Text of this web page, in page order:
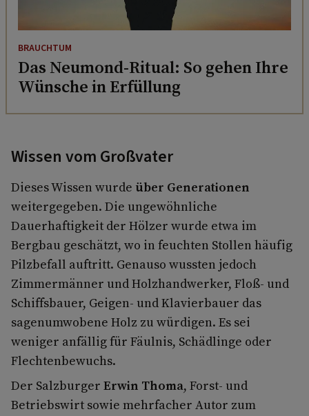
BRAUCHTUM
Das Neumond-Ritual: So gehen Ihre
Wünsche in Erfüllung
Wissen vom Großvater
Dieses Wissen wurde über Generationen
weitergegeben. Die ungewöhnliche
Dauerhaftigkeit der Hölzer wurde etwa im
Bergbau geschätzt, wo in feuchten Stollen häufig
Pilzbefall auftritt. Genauso wussten jedoch
Zimmermänner und Holzhandwerker, Floß- und
Schiffsbauer, Geigen- und Klavierbauer das
sagenumwobene Holz zu würdigen. Es sei
weniger anfällig für Fäulnis, Schädlinge oder
Flechtenbewuchs.
Der Salzburger Erwin Thoma, Forst- und
Betriebswirt sowie mehrfacher Autor zum